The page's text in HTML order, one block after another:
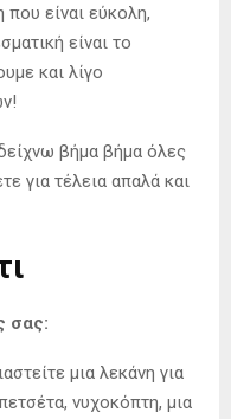
είναι εύκολη,
είναι το
και λίγο
βήμα βήμα όλες
για τέλεια απαλά και
σας:
μια λεκάνη για
νυχοκόπτη, μια